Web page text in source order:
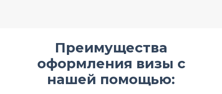
Преимущества
оформления визы с
нашей помощью: